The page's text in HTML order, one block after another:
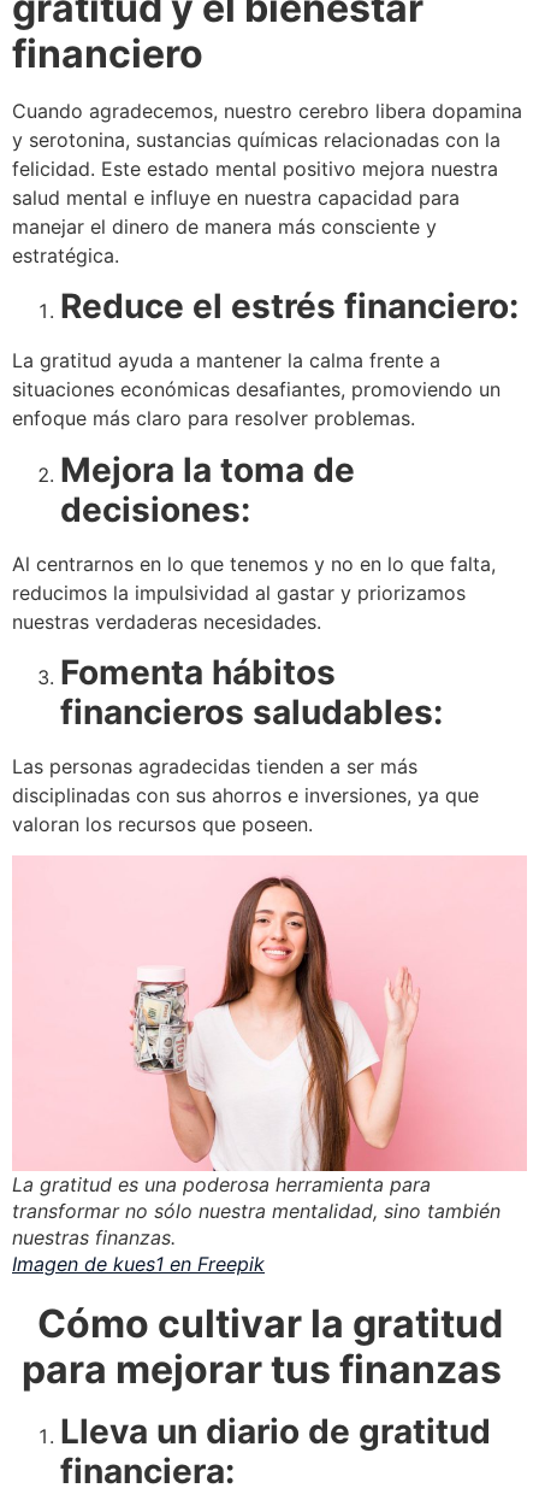
financiero
Cuando agradecemos, nuestro cerebro libera dopamina
y serotonina, sustancias químicas relacionadas con la
felicidad. Este estado mental positivo mejora nuestra
salud mental e influye en nuestra capacidad para
manejar el dinero de manera más consciente y
estratégica.
Reduce el estrés financiero:
La gratitud ayuda a mantener la calma frente a
situaciones económicas desafiantes, promoviendo un
enfoque más claro para resolver problemas.
Mejora la toma de
decisiones:
Al centrarnos en lo que tenemos y no en lo que falta,
reducimos la impulsividad al gastar y priorizamos
nuestras verdaderas necesidades.
Fomenta hábitos
financieros saludables:
Las personas agradecidas tienden a ser más
disciplinadas con sus ahorros e inversiones, ya que
valoran los recursos que poseen.
La gratitud es una poderosa herramienta para
transformar no sólo nuestra mentalidad, sino también
nuestras finanzas.
Imagen de kues1 en Freepik
Cómo cultivar la gratitud
para mejorar tus finanzas
Lleva un diario de gratitud
financiera: